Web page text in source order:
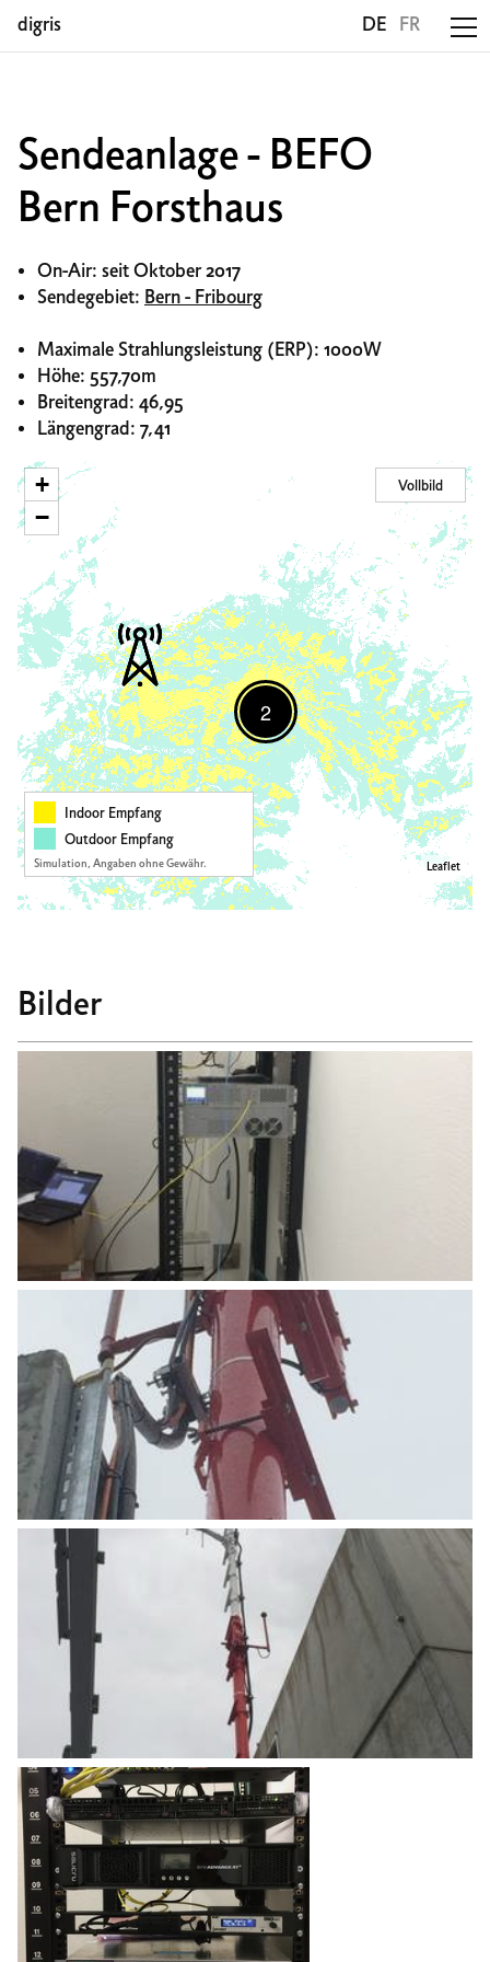
digris DE FR
Sendeanlage - BEFO
Bern Forsthaus
On-Air: seit Oktober 2017
Sendegebiet: Bern - Fribourg
Maximale Strahlungsleistung (ERP): 1000W
Höhe: 557,70m
Breitengrad: 46,95
Längengrad: 7,41
2
+
−
Leaflet
Vollbild
Indoor Empfang
Outdoor Empfang
Simulation, Angaben ohne Gewähr.
Bilder